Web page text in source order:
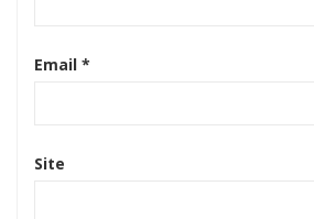
Email *
Site